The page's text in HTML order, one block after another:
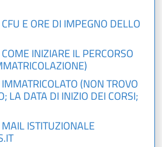
E ORE DI IMPEGNO DELLO
INIZIARE IL PERCORSO
(NON TROVO
LA DATA DI INIZIO DEI CORSI;
ISTITUZIONALE